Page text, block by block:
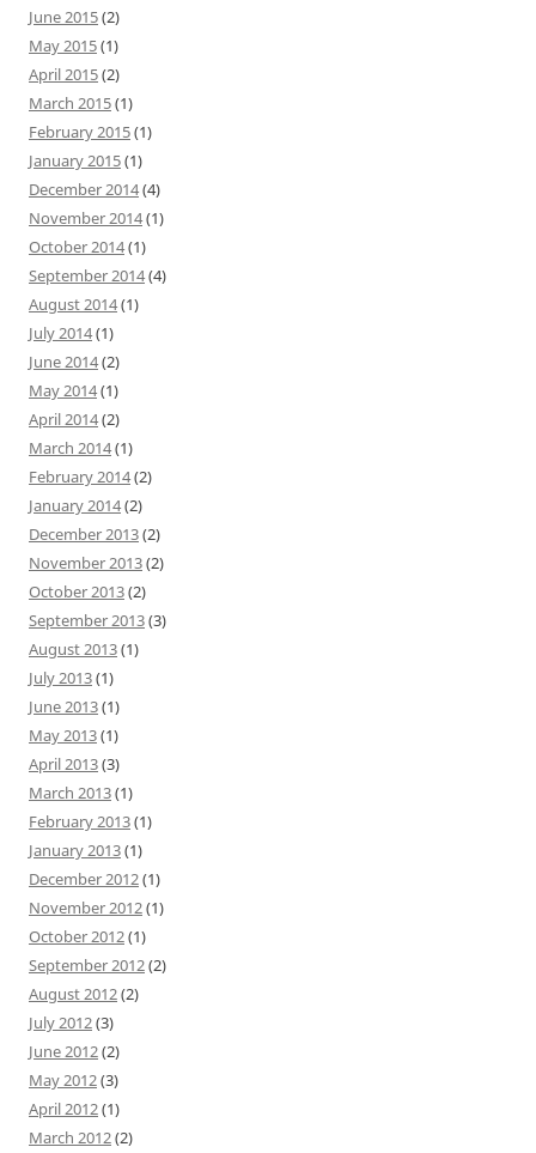
June 2015(2)
May 2015(1)
April 2015(2)
March 2015(1)
February 2015(1)
January 2015(1)
December 2014(4)
November 2014(1)
October 2014(1)
September 2014(4)
August 2014(1)
July 2014(1)
June 2014(2)
May 2014(1)
April 2014(2)
March 2014(1)
February 2014(2)
January 2014(2)
December 2013(2)
November 2013(2)
October 2013(2)
September 2013(3)
August 2013(1)
July 2013(1)
June 2013(1)
May 2013(1)
April 2013(3)
March 2013(1)
February 2013(1)
January 2013(1)
December 2012(1)
November 2012(1)
October 2012(1)
September 2012(2)
August 2012(2)
July 2012(3)
June 2012(2)
May 2012(3)
April 2012(1)
March 2012(2)